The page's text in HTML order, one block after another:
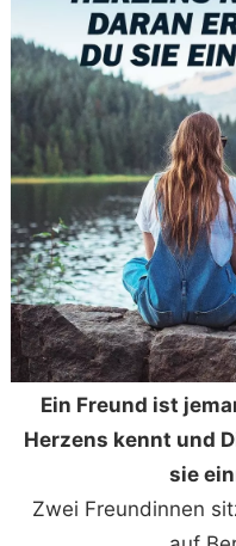
Ein Freund ist
Herzens kennt und
sie
Zwei Freundinnen